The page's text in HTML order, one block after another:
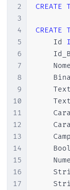
2
3
4
5
6
7
8
9
10
11
12
13
14
15
16
17
CREATE
CREATE
    Id